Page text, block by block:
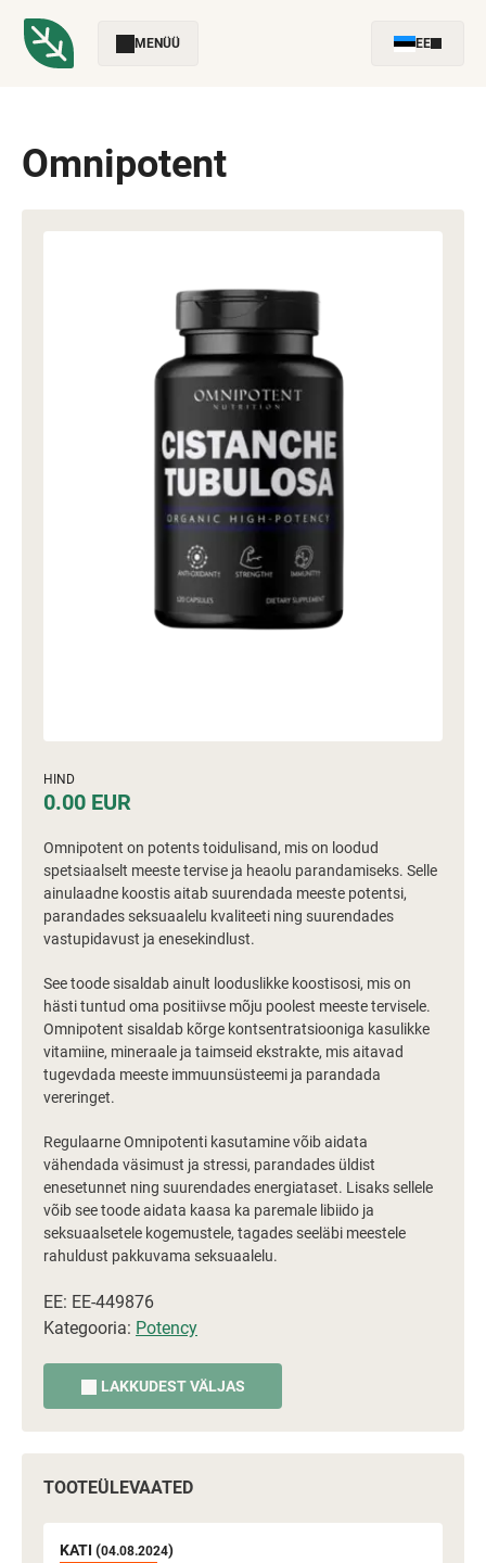
MENÜÜ EE
Omnipotent
HIND
0.00 EUR
Omnipotent on potents toidulisand, mis on loodud
spetsiaalselt meeste tervise ja heaolu parandamiseks. Selle
ainulaadne koostis aitab suurendada meeste potentsi,
parandades seksuaalelu kvaliteeti ning suurendades
vastupidavust ja enesekindlust.
See toode sisaldab ainult looduslikke koostisosi, mis on
hästi tuntud oma positiivse mõju poolest meeste tervisele.
Omnipotent sisaldab kõrge kontsentratsiooniga kasulikke
vitamiine, mineraale ja taimseid ekstrakte, mis aitavad
tugevdada meeste immuunsüsteemi ja parandada
vereringet.
Regulaarne Omnipotenti kasutamine võib aidata
vähendada väsimust ja stressi, parandades üldist
enesetunnet ning suurendades energiataset. Lisaks sellele
võib see toode aidata kaasa ka paremale libiido ja
seksuaalsetele kogemustele, tagades seeläbi meestele
rahuldust pakkuvama seksuaalelu.
EE: EE-449876
Kategooria: Potency
LAKKUDEST VÄLJAS
TOOTEÜLEVAATED
KATI (04.08.2024)